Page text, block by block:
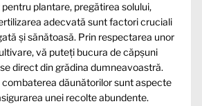
plantare, pregătirea solului,
adecvată sunt factori cruciali
și sănătoasă. Prin respectarea unor
vă puteți bucura de căpșuni
direct din grădina dumneavoastră.
combaterea dăunătorilor sunt aspecte
unei recolte abundente.